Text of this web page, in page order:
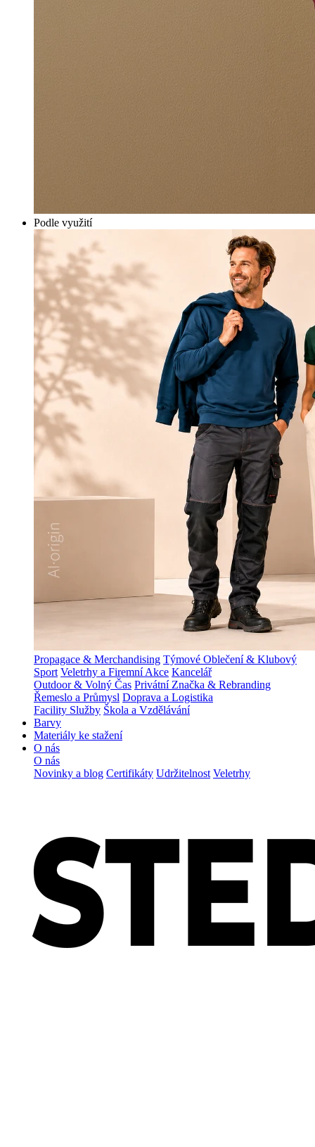
Podle využití
Propagace & Merchandising Týmové Oblečení & Klubový
Sport Veletrhy a Firemní Akce Kancelář
Outdoor & Volný Čas Privátní Značka & Rebranding
Řemeslo a Průmysl Doprava a Logistika
Facility Služby Škola a Vzdělávání
Barvy
Materiály ke stažení
O nás
O nás
Novinky a blog Certifikáty Udržitelnost Veletrhy